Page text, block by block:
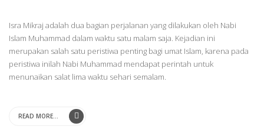
Isra Mikraj adalah dua bagian perjalanan yang dilakukan oleh Nabi
Islam Muhammad dalam waktu satu malam saja. Kejadian ini
merupakan salah satu peristiwa penting bagi umat Islam, karena pada
peristiwa inilah Nabi Muhammad mendapat perintah untuk
menunaikan salat lima waktu sehari semalam.
READ MORE...